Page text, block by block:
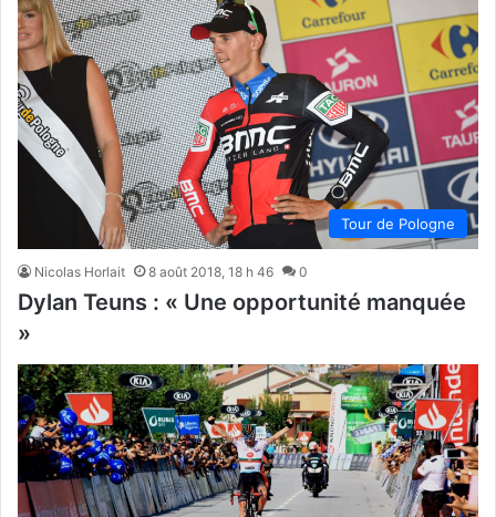
Tour de Pologne
Nicolas Horlait 8 août 2018, 18 h 46 0
Dylan Teuns : « Une opportunité manquée
»